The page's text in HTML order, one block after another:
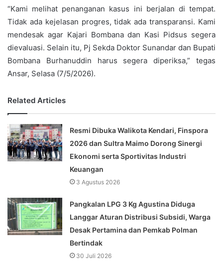
“Kami melihat penanganan kasus ini berjalan di tempat.
Tidak ada kejelasan progres, tidak ada transparansi. Kami
mendesak agar Kajari Bombana dan Kasi Pidsus segera
dievaluasi. Selain itu, Pj Sekda Doktor Sunandar dan Bupati
Bombana Burhanuddin harus segera diperiksa,” tegas
Ansar, Selasa (7/5/2026).
Related Articles
Resmi Dibuka Walikota Kendari, Finspora
2026 dan Sultra Maimo Dorong Sinergi
Ekonomi serta Sportivitas Industri
Keuangan
3 Agustus 2026
Pangkalan LPG 3 Kg Agustina Diduga
Langgar Aturan Distribusi Subsidi, Warga
Desak Pertamina dan Pemkab Polman
Bertindak
30 Juli 2026